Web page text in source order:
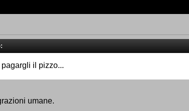
il pizzo...
umane.